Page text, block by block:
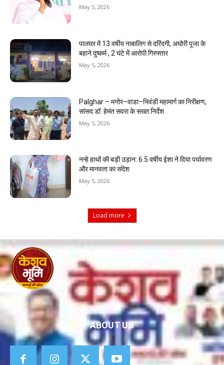
May 5, 2026
पालघर में 13 वर्षीय नाबालिग से दरिंदगी, अघोरी पूजा के
बहाने दुष्कर्म , 2 घंटे में आरोपी गिरफ्तार
May 5, 2026
Palghar – मनोर–वाडा–भिवंडी महामार्ग का निरीक्षण,
सांसद डॉ. हेमंत सवरा के सख्त निर्देश
May 5, 2026
नन्हे हाथों की बड़ी उड़ान: 6.5 वर्षीय ईशा ने दिया पर्यावरण
और मानवता का संदेश
May 5, 2026
Load more
ABOUT US